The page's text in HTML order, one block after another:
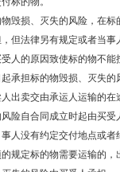
毁损、灭失的风险，在
但法律另有规定或者当事
受人的原因致使标的物不能
承担标的物毁损、灭失的
出卖交由承运人运输的
险自合同成立时起由买受
人没有约定交付地点或者
规定标的物需要运输的